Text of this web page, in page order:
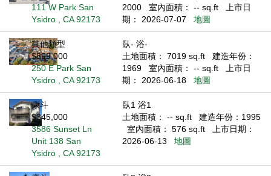
111 W Park San
Ysidro , CA 92173
2000
室內面積： -- sq.ft
上市日
期： 2026-07-07
地圖
其他類型
$899,000
250 E Park San
Ysidro , CA 92173
臥- 浴-
土地面積： 7019 sq.ft
建造年份：
1969
室內面積： -- sq.ft
上市日
期： 2026-06-18
地圖
康斗
$345,000
3586 Sunset Ln
Unit 138 San
Ysidro , CA 92173
臥1 浴1
土地面積： -- sq.ft
建造年份：1995
室內面積： 576 sq.ft
上市日期：
2026-06-13
地圖